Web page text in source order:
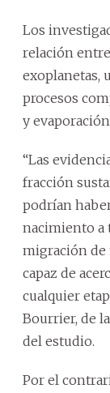
Los
relación
exoplanetas,
procesos
y
“Las
fracción
podrían
nacimiento a
migración de
capaz de
cualquier
Bourrier, de
del estudio.
Por el